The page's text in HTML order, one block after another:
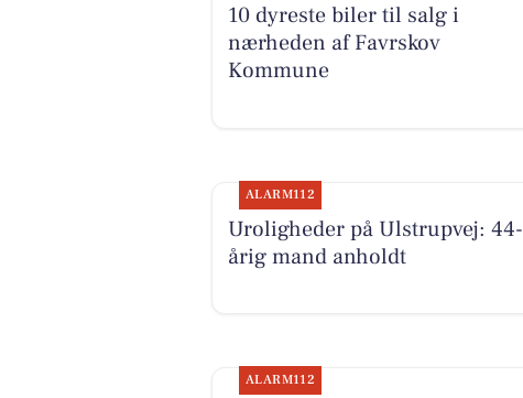
10 dyreste biler til salg i
nærheden af Favrskov
Kommune
ALARM112
Uroligheder på Ulstrupvej: 44-
årig mand anholdt
ALARM112